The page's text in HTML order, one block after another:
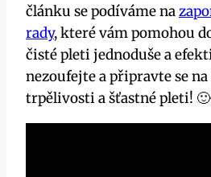
článku se podíváme na
rady, které vám pomohou
čisté pleti jednoduše a
nezoufejte a připravte se
trpělivosti a šťastné pleti!